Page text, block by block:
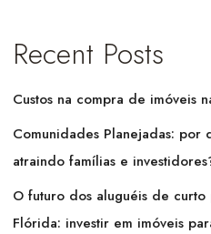
Recent Posts
Custos na compra de imóveis
Comunidades Planejadas: por
atraindo famílias e
O futuro dos aluguéis de curto
Flórida: investir em imóveis